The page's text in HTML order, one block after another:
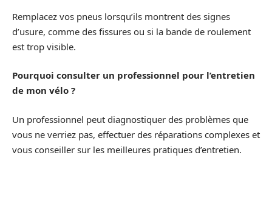
Remplacez vos pneus lorsqu’ils montrent des signes
d’usure, comme des fissures ou si la bande de roulement
est trop visible.
Pourquoi consulter un professionnel pour l’entretien
de mon vélo ?
Un professionnel peut diagnostiquer des problèmes que
vous ne verriez pas, effectuer des réparations complexes et
vous conseiller sur les meilleures pratiques d’entretien.